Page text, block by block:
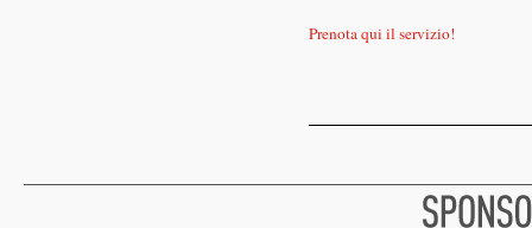
Prenota qui il servizio!